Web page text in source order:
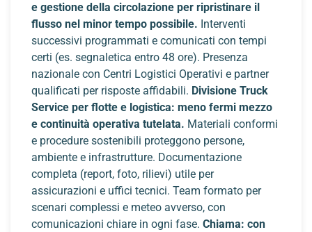
e gestione della circolazione per ripristinare il
flusso nel minor tempo possibile. Interventi
successivi programmati e comunicati con tempi
certi (es. segnaletica entro 48 ore). Presenza
nazionale con Centri Logistici Operativi e partner
qualificati per risposte affidabili. Divisione Truck
Service per flotte e logistica: meno fermi mezzo
e continuità operativa tutelata. Materiali conformi
e procedure sostenibili proteggono persone,
ambiente e infrastrutture. Documentazione
completa (report, foto, rilievi) utile per
assicurazioni e uffici tecnici. Team formato per
scenari complessi e meteo avverso, con
comunicazioni chiare in ogni fase. Chiama: con